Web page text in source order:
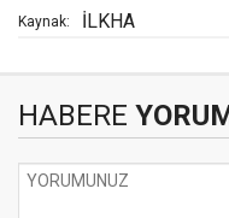
Kaynak: İLKHA
HABERE